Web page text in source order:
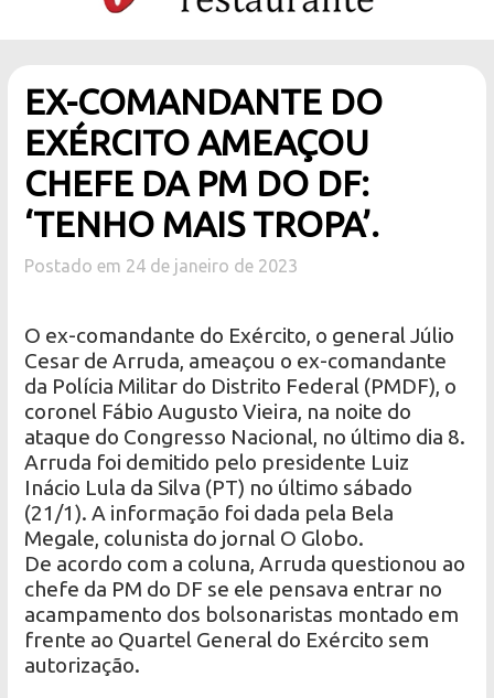
EX-COMANDANTE DO
EXÉRCITO AMEAÇOU
CHEFE DA PM DO DF:
‘TENHO MAIS TROPA’.
Postado em 24 de janeiro de 2023
O ex-comandante do Exército, o general Júlio
Cesar de Arruda, ameaçou o ex-comandante
da Polícia Militar do Distrito Federal (PMDF), o
coronel Fábio Augusto Vieira, na noite do
ataque do Congresso Nacional, no último dia 8.
Arruda foi demitido pelo presidente Luiz
Inácio Lula da Silva (PT) no último sábado
(21/1). A informação foi dada pela Bela
Megale, colunista do jornal O Globo.
De acordo com a coluna, Arruda questionou ao
chefe da PM do DF se ele pensava entrar no
acampamento dos bolsonaristas montado em
frente ao Quartel General do Exército sem
autorização.